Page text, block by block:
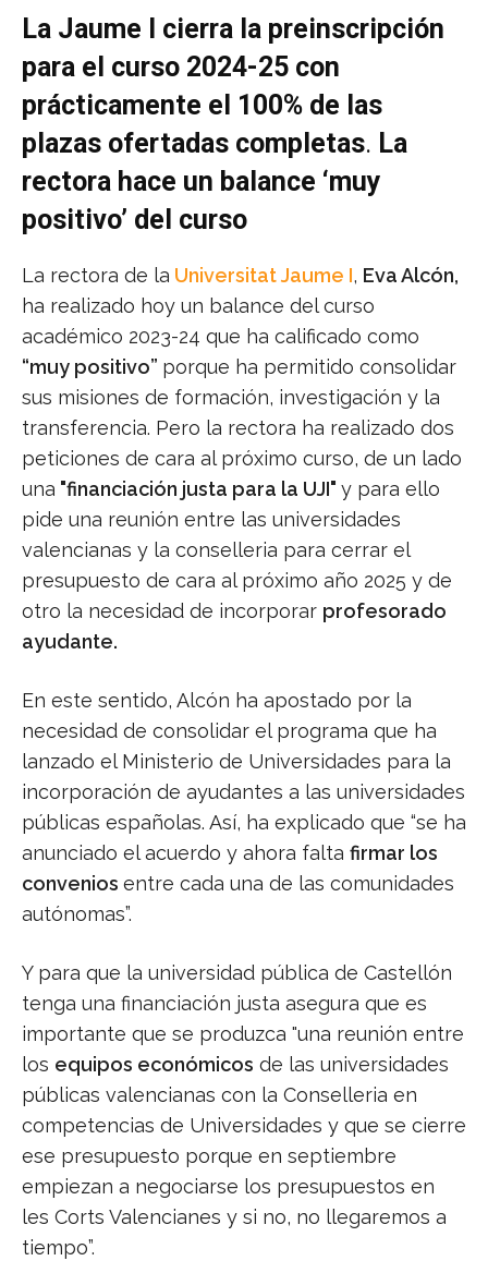
La Jaume I cierra la preinscripción
para el curso 2024-25 con
prácticamente el 100% de las
plazas ofertadas completas. La
rectora hace un balance ‘muy
positivo’ del curso
La rectora de la Universitat Jaume I, Eva Alcón,
ha realizado hoy un balance del curso
académico 2023-24 que ha calificado como
“muy positivo” porque ha permitido consolidar
sus misiones de formación, investigación y la
transferencia. Pero la rectora ha realizado dos
peticiones de cara al próximo curso, de un lado
una "financiación justa para la UJI" y para ello
pide una reunión entre las universidades
valencianas y la conselleria para cerrar el
presupuesto de cara al próximo año 2025 y de
otro la necesidad de incorporar profesorado
ayudante.
En este sentido, Alcón ha apostado por la
necesidad de consolidar el programa que ha
lanzado el Ministerio de Universidades para la
incorporación de ayudantes a las universidades
públicas españolas. Así, ha explicado que “se ha
anunciado el acuerdo y ahora falta firmar los
convenios entre cada una de las comunidades
autónomas”.
Y para que la universidad pública de Castellón
tenga una financiación justa asegura que es
importante que se produzca "una reunión entre
los equipos económicos de las universidades
públicas valencianas con la Conselleria en
competencias de Universidades y que se cierre
ese presupuesto porque en septiembre
empiezan a negociarse los presupuestos en
les Corts Valencianes y si no, no llegaremos a
tiempo”.